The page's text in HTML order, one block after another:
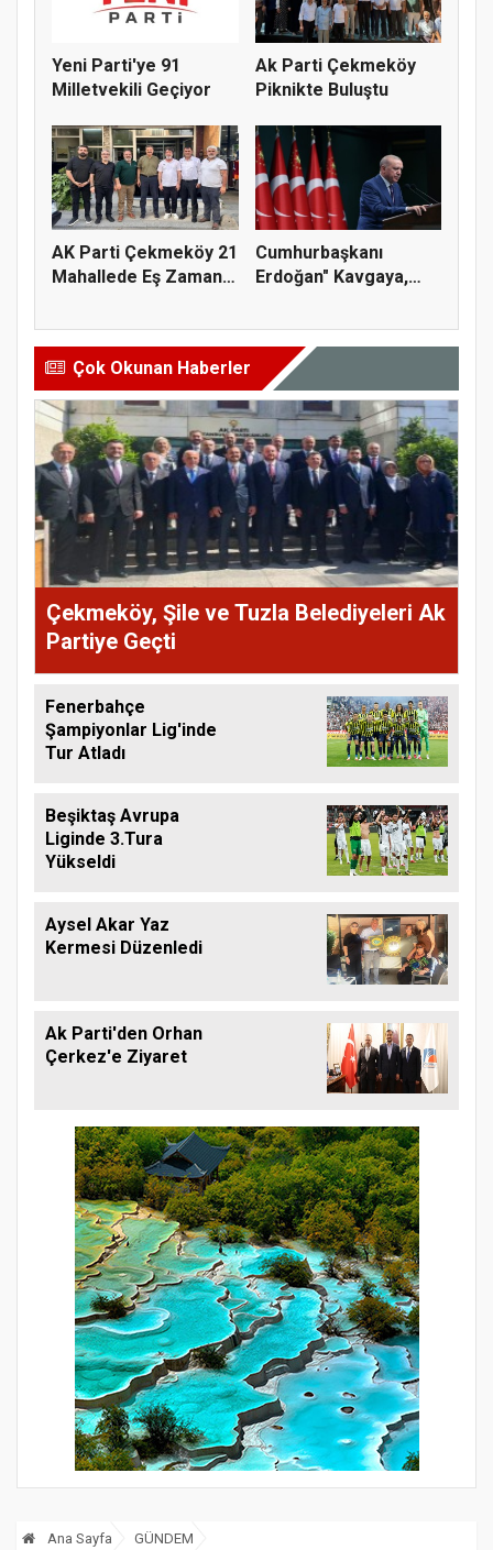
Yeni Parti'ye 91
Milletvekili Geçiyor
Ak Parti Çekmeköy
Piknikte Buluştu
AK Parti Çekmeköy 21
Mahallede Eş Zamanlı
Cumhurbaşkanı
Erdoğan" Kavgaya,
Çok Okunan Haberler
Çekmeköy, Şile ve Tuzla Belediyeleri Ak
Partiye Geçti
Fenerbahçe
Şampiyonlar Lig'inde
Tur Atladı
Beşiktaş Avrupa
Liginde 3.Tura
Yükseldi
Aysel Akar Yaz
Kermesi Düzenledi
Ak Parti'den Orhan
Çerkez'e Ziyaret
Ana Sayfa GÜNDEM